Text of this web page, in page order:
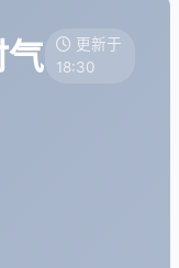
气
更新于
18:30